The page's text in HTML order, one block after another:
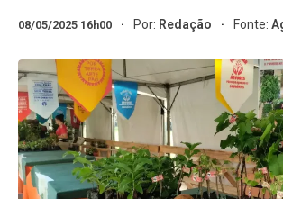
08/05/2025 16h00 Por: Redação Fonte: